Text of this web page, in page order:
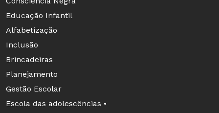
Educação Infantil
Alfabetização
Inclusão
Brincadeiras
Planejamento
Gestão Escolar
Escola das adolescências •